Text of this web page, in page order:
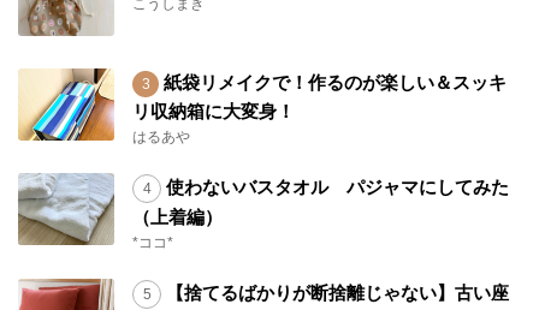
こうしまき
紙袋リメイクで！作るのが楽しい＆スッキ
リ収納箱に大変身！
はるあや
使わないバスタオル パジャマにしてみた
（上着編）
*ココ*
【捨てるばかりが断捨離じゃない】古い座